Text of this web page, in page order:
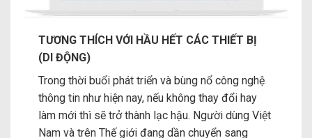
TƯƠNG THÍCH VỚI HẦU HẾT CÁC THIẾT BỊ
(DI ĐỘNG)
Trong thời buổi phát triển và bùng nổ công nghệ
thông tin như hiện nay, nếu không thay đổi hay
làm mới thì sẽ trở thành lạc hậu. Người dùng Việt
Nam và trên Thế giới đang dần chuyển sang